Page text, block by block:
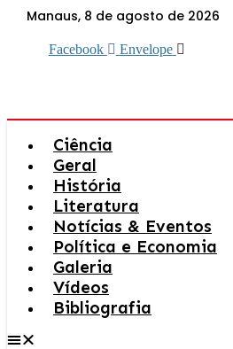
Manaus, 8 de agosto de 2026
Facebook Envelope
Ciência
Geral
História
Literatura
Notícias & Eventos
Política e Economia
Galeria
Vídeos
Bibliografia